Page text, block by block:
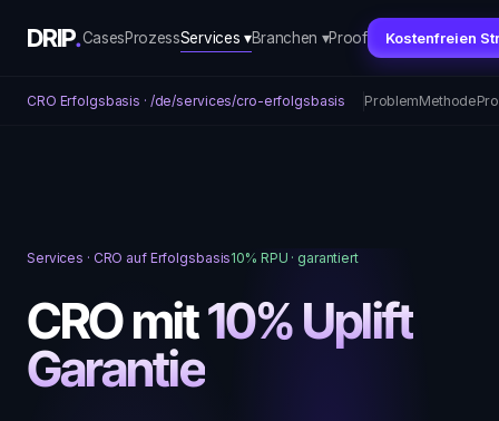
DRIP CasesProzessServices ▾Branchen ▾Proof Kostenfreien
CRO Erfolgsbasis · /de/services/cro-erfolgsbasis ProblemMethode
Services · CRO auf Erfolgsbasis10% RPU · garantiert
CRO mit10% Uplift
Garantie